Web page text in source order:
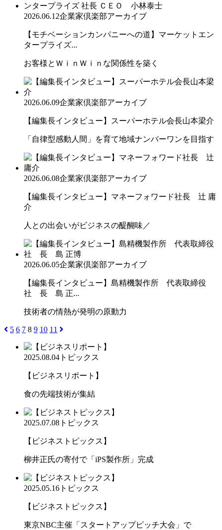
2026.06.12企業家倶楽部アーカイブ
【モチベーションカンパニーへの道】マーケットエン
タープライズ...
お客様とＷｉｎＷｉｎな関係性を築く
2026.06.09企業家倶楽部アーカイブ
【編集長インタビュー】スーパーホテル会長山本梁介
「自律型感動人間」を育て地域ナンバーワンを目指す
2026.06.08企業家倶楽部アーカイブ
【編集長インタビュー】マネーフォワード社長 辻 庸
介
人との出会いがビジネスの醍醐味／
2026.06.05企業家倶楽部アーカイブ
【編集長インタビュー】島精機製作所 代表取締役
社 長 島 正...
技術者の情熱が発明の原動力
5 6 7 8 9 10 11
2025.08.04 トピックス
【ビジネスリポート】
食の先端技術が集結
2025.07.08 トピックス
【ビジネストピックス】
柳井正氏の寄付で「iPS製作所」完成
2025.05.16 トピックス
【ビジネストピックス】
東京NBC主催「スタートアップピッチ大会」で